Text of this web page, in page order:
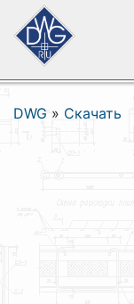
DWG » Скачать